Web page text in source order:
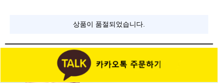
상품이 품절되었습니다.